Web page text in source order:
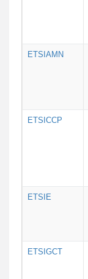
ETSIAMN
ETSICCP
ETSIE
ETSIGCT